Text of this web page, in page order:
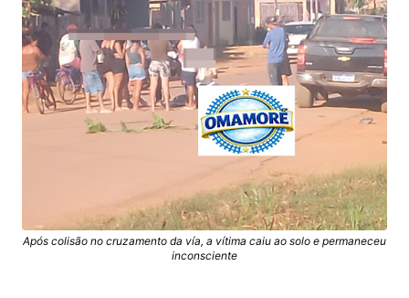
Após colisão no cruzamento da vía, a vítima caiu ao solo e permaneceu
inconsciente